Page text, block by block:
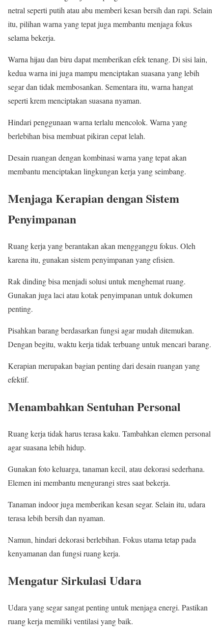
netral seperti putih atau abu memberi kesan bersih dan rapi. Selain
itu, pilihan warna yang tepat juga membantu menjaga fokus
selama bekerja.
Warna hijau dan biru dapat memberikan efek tenang. Di sisi lain,
kedua warna ini juga mampu menciptakan suasana yang lebih
segar dan tidak membosankan. Sementara itu, warna hangat
seperti krem menciptakan suasana nyaman.
Hindari penggunaan warna terlalu mencolok. Warna yang
berlebihan bisa membuat pikiran cepat lelah.
Desain ruangan dengan kombinasi warna yang tepat akan
membantu menciptakan lingkungan kerja yang seimbang.
Menjaga Kerapian dengan Sistem
Penyimpanan
Ruang kerja yang berantakan akan mengganggu fokus. Oleh
karena itu, gunakan sistem penyimpanan yang efisien.
Rak dinding bisa menjadi solusi untuk menghemat ruang.
Gunakan juga laci atau kotak penyimpanan untuk dokumen
penting.
Pisahkan barang berdasarkan fungsi agar mudah ditemukan.
Dengan begitu, waktu kerja tidak terbuang untuk mencari barang.
Kerapian merupakan bagian penting dari desain ruangan yang
efektif.
Menambahkan Sentuhan Personal
Ruang kerja tidak harus terasa kaku. Tambahkan elemen personal
agar suasana lebih hidup.
Gunakan foto keluarga, tanaman kecil, atau dekorasi sederhana.
Elemen ini membantu mengurangi stres saat bekerja.
Tanaman indoor juga memberikan kesan segar. Selain itu, udara
terasa lebih bersih dan nyaman.
Namun, hindari dekorasi berlebihan. Fokus utama tetap pada
kenyamanan dan fungsi ruang kerja.
Mengatur Sirkulasi Udara
Udara yang segar sangat penting untuk menjaga energi. Pastikan
ruang kerja memiliki ventilasi yang baik.